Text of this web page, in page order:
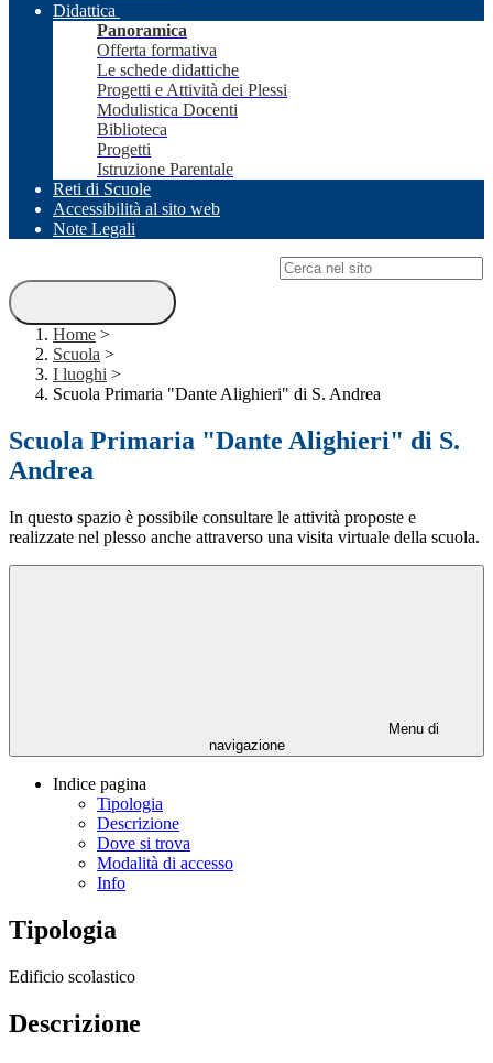
Didattica
Panoramica
Offerta formativa
Le schede didattiche
Progetti e Attività dei Plessi
Modulistica Docenti
Biblioteca
Progetti
Istruzione Parentale
Reti di Scuole
Accessibilità al sito web
Note Legali
Home >
Scuola >
I luoghi >
Scuola Primaria "Dante Alighieri" di S. Andrea
Scuola Primaria "Dante Alighieri" di S.
Andrea
In questo spazio è possibile consultare le attività proposte e
realizzate nel plesso anche attraverso una visita virtuale della scuola.
Menu di
navigazione
Indice pagina
Tipologia
Descrizione
Dove si trova
Modalità di accesso
Info
Tipologia
Edificio scolastico
Descrizione